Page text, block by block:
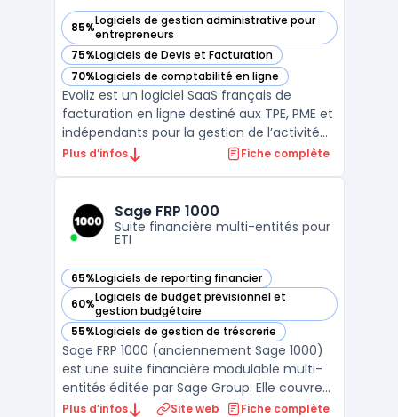
85%Logiciels de gestion administrative pour
entrepreneurs
— voir Evoliz dans cette catégorie
75%Logiciels de Devis et Facturation
— voir Evoliz dans cette catégorie
70%Logiciels de comptabilité en ligne
— voir Evoliz dans cette catégorie
Evoliz est un logiciel SaaS français de
facturation en ligne destiné aux TPE, PME et
indépendants pour la gestion de l’activité
commerciale et de la pré-comptabilité
de devis, le suivi des paiements clients, la
conf ...
Plus d’infos Fiche complète
Sage FRP 1000
Suite financière multi-entités pour
ETI
65%Logiciels de reporting financier
— voir Sage FRP 1000 dans cette catégorie
60%Logiciels de budget prévisionnel et
gestion budgétaire
— voir Sage FRP 1000 dans cette catégorie
55%Logiciels de gestion de trésorerie
— voir Sage FRP 1000 dans cette catégorie
Sage FRP 1000 (anciennement Sage 1000)
est une suite financière modulable multi-
entités éditée par Sage Group. Elle couvre
l'ensemble des besoins de la fonction
Plus d’infos Site web Fiche complète